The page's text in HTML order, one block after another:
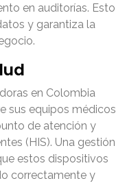
en auditorías. Esto
y garantiza la
en Colombia
sus equipos médicos
de atención y
(HIS). Una gestión
estos dispositivos
correctamente y